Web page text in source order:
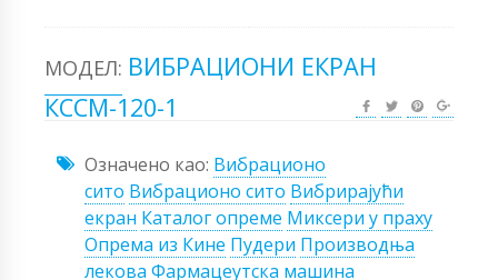
МОДЕЛ: ВИБРАЦИОНИ ЕКРАН
КССМ-120-1
Означено као: Вибрационо
сито Вибрационо сито Вибрирајући
екран Каталог опреме Миксери у праху
Опрема из Кине Пудери Производња
лекова Фармацеутска машина